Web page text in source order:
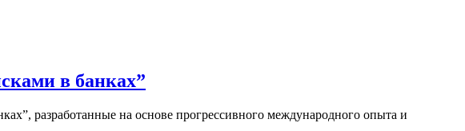
в банках”
разработанные на основе прогрессивного международного опыта и